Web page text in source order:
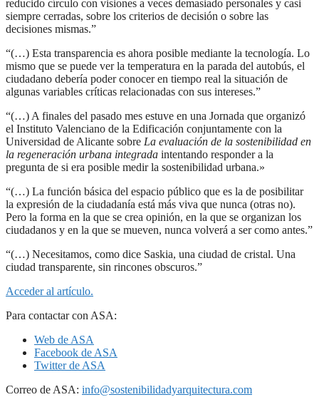
reducido círculo con visiones a veces demasiado personales y casi
siempre cerradas, sobre los criterios de decisión o sobre las
decisiones mismas.”
“(…) Esta transparencia es ahora posible mediante la tecnología. Lo
mismo que se puede ver la temperatura en la parada del autobús, el
ciudadano debería poder conocer en tiempo real la situación de
algunas variables críticas relacionadas con sus intereses.”
“(…) A finales del pasado mes estuve en una Jornada que organizó
el Instituto Valenciano de la Edificación conjuntamente con la
Universidad de Alicante sobre La evaluación de la sostenibilidad en
la regeneración urbana integrada intentando responder a la
pregunta de si era posible medir la sostenibilidad urbana.»
“(…) La función básica del espacio público que es la de posibilitar
la expresión de la ciudadanía está más viva que nunca (otras no).
Pero la forma en la que se crea opinión, en la que se organizan los
ciudadanos y en la que se mueven, nunca volverá a ser como antes.”
“(…) Necesitamos, como dice Saskia, una ciudad de cristal. Una
ciudad transparente, sin rincones obscuros.”
Acceder al artículo.
Para contactar con ASA:
Web de ASA
Facebook de ASA
Twitter de ASA
Correo de ASA: info@sostenibilidadyarquitectura.com